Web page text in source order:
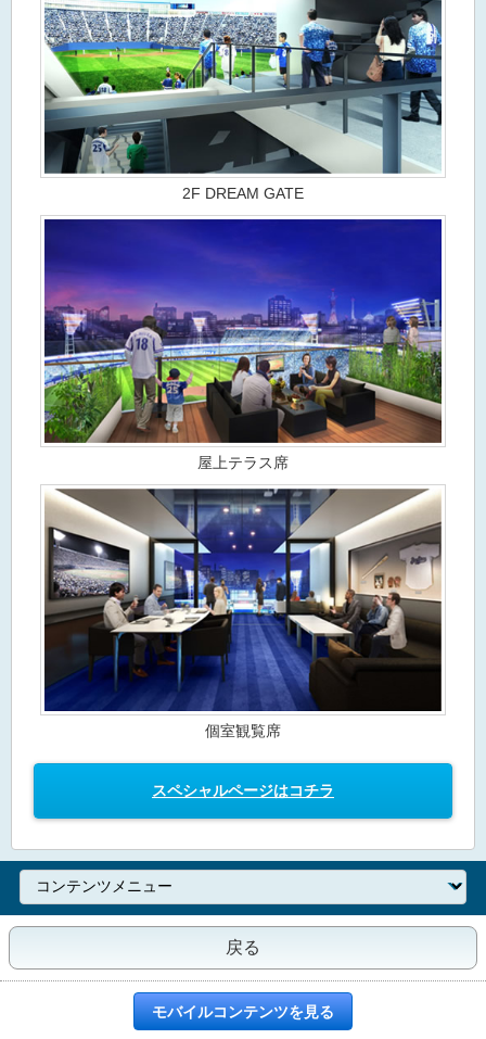
2F DREAM GATE
屋上テラス席
個室観覧席
スペシャルページはコチラ
戻る
モバイルコンテンツを見る